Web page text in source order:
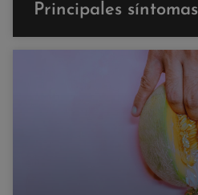
Principales síntomas